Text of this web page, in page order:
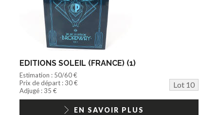
EDITIONS SOLEIL (FRANCE) (1)
Estimation : 50/60 €
Prix de départ : 30 €
Lot 10
Adjugé : 35 €
EN SAVOIR PLUS